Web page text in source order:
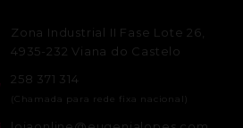
Zona Industrial II Fase Lote 26,
4935-232 Viana do Castelo
258 371 314